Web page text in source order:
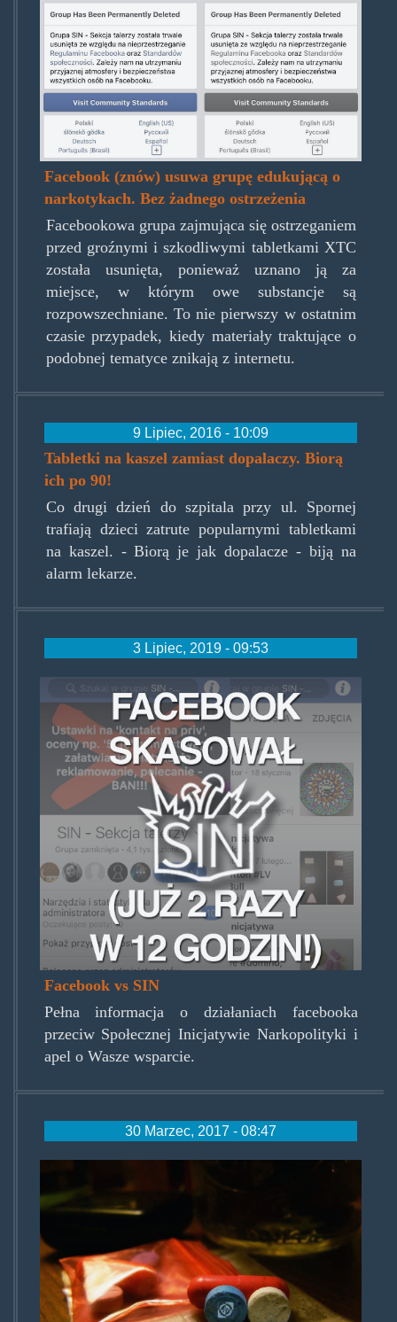
Facebook (znów) usuwa grupę edukującą o
narkotykach. Bez żadnego ostrzeżenia
Facebookowa grupa zajmująca się ostrzeganiem
przed groźnymi i szkodliwymi tabletkami XTC
została usunięta, ponieważ uznano ją za
miejsce, w którym owe substancje są
rozpowszechniane. To nie pierwszy w ostatnim
czasie przypadek, kiedy materiały traktujące o
podobnej tematyce znikają z internetu.
9 Lipiec, 2016 - 10:09
Tabletki na kaszel zamiast dopalaczy. Biorą
ich po 90!
Co drugi dzień do szpitala przy ul. Spornej
trafiają dzieci zatrute popularnymi tabletkami
na kaszel. - Biorą je jak dopalacze - biją na
alarm lekarze.
3 Lipiec, 2019 - 09:53
fb_ban.png
Facebook vs SIN
Pełna informacja o działaniach facebooka
przeciw Społecznej Inicjatywie Narkopolityki i
apel o Wasze wsparcie.
30 Marzec, 2017 - 08:47
pigulkisprawdzam.jpg